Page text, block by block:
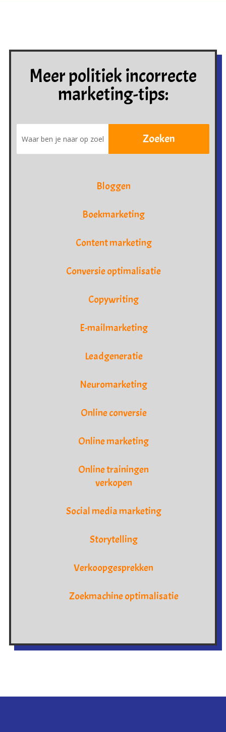
Meer politiek incorrecte
marketing-tips:
Bloggen
Boekmarketing
Content marketing
Conversie optimalisatie
Copywriting
E-mailmarketing
Leadgeneratie
Neuromarketing
Online conversie
Online marketing
Online trainingen
verkopen
Social media marketing
Storytelling
Verkoopgesprekken
Zoekmachine optimalisatie